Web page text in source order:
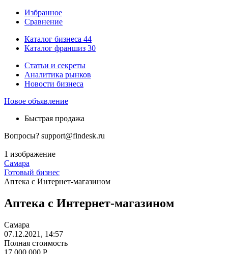
Избранное
Сравнение
Каталог бизнеса 44
Каталог франшиз 30
Статьи и секреты
Аналитика рынков
Новости бизнеса
Новое объявление
Быстрая продажа
Вопросы? support@findesk.ru
1 изображение
Самара
Готовый бизнес
Аптека с Интернет-магазином
Аптека с Интернет-магазином
Самара
07.12.2021, 14:57
Полная стоимость
17 000 000 Р